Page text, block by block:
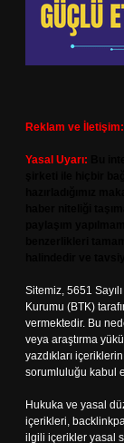
Reklam ve İletişim:
Yasal Uyarı:
Sitemiz, 5651
Kurumu (BTK)
vermektedir. Bu
veya araştırma
yazdıkları
sorumluluğu kabul
Hukuka ve yasal
içerikleri,
ilgili içerikler yasal